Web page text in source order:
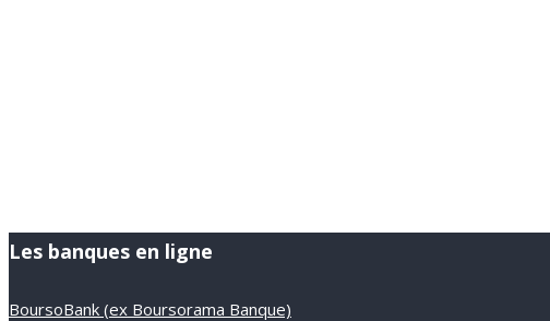
Les banques en ligne
BoursoBank (ex Boursorama Banque)